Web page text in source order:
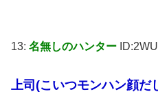
13: 名無しのハンター
上司(こいつモンハン顔